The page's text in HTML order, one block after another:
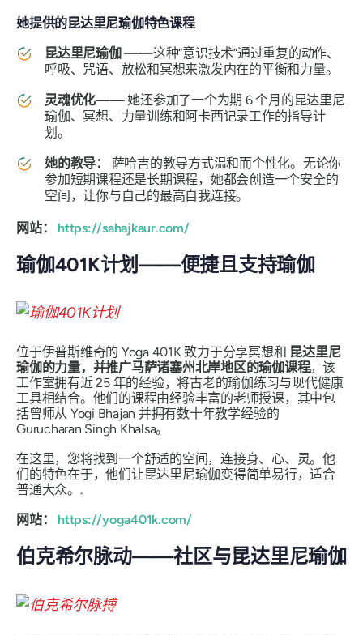
她提供的昆达里尼瑜伽特色课程
昆达里尼瑜伽——这种“意识技术”通过重复的动作、
呼吸、咒语、放松和冥想来激发内在的平衡和力量。
灵魂优化——她还参加了一个为期 6 个月的昆达里尼
瑜伽、冥想、力量训练和阿卡西记录工作的指导计
划。
她的教导： 萨哈吉的教导方式温和而个性化。无论你
参加短期课程还是长期课程，她都会创造一个安全的
空间，让你与自己的最高自我连接。
网站： https://sahajkaur.com/
瑜伽401K计划——便捷且支持瑜伽
位于伊普斯维奇的 Yoga 401K 致力于分享冥想和 昆达里尼
瑜伽的力量，并推广马萨诸塞州北岸地区的瑜伽课程。该
工作室拥有近 25 年的经验，将古老的瑜伽练习与现代健康
工具相结合。他们的课程由经验丰富的老师授课，其中包
括曾师从 Yogi Bhajan 并拥有数十年教学经验的
Gurucharan Singh Khalsa。
在这里，您将找到一个舒适的空间，连接身、心、灵。他
们的特色在于，他们让昆达里尼瑜伽变得简单易行，适合
普通大众。.
网站：
https://yoga401k.com/
伯克希尔脉动——社区与昆达里尼瑜伽